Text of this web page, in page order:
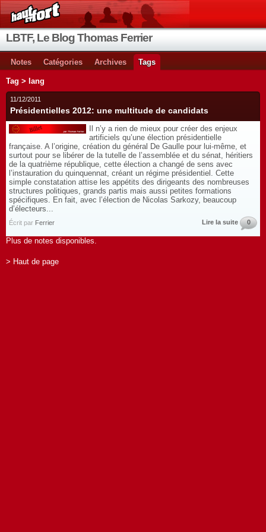
LBTF, Le Blog Thomas Ferrier
Notes Catégories Archives Tags
Tag > lang
11/12/2011
Présidentielles 2012: une multitude de candidats
Il n’y a rien de mieux pour créer des enjeux
artificiels qu’une élection présidentielle
française. A l’origine, création du général De Gaulle pour lui-même, et
surtout pour se libérer de la tutelle de l’assemblée et du sénat, héritiers
de la quatrième république, cette élection a changé de sens avec
l’instauration du quinquennat, créant un régime présidentiel. Cette
simple constatation attise les appétits des dirigeants des nombreuses
structures politiques, grands partis mais aussi petites formations
spécifiques. En fait, avec l’élection de Nicolas Sarkozy, beaucoup
d’électeurs...
Écrit par Ferrier Lire la suite 0
Plus de notes disponibles.
> Haut de page